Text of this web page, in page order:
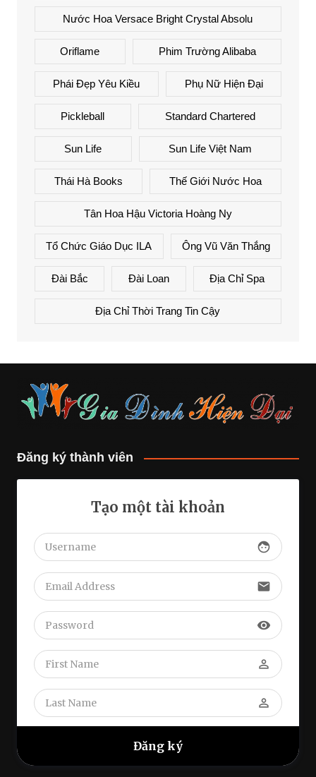
Nước Hoa Versace Bright Crystal Absolu
Oriflame Phim Trường Alibaba
Phái Đẹp Yêu Kiều Phụ Nữ Hiện Đại
Pickleball Standard Chartered
Sun Life Sun Life Việt Nam
Thái Hà Books Thế Giới Nước Hoa
Tân Hoa Hậu Victoria Hoàng Ny
Tổ Chức Giáo Dục ILA Ông Vũ Văn Thắng
Đài Bắc Đài Loan Địa Chỉ Spa
Địa Chỉ Thời Trang Tin Cậy
Đăng ký thành viên
Tạo một tài khoản
face
email
visibility
perm_identity
perm_identity